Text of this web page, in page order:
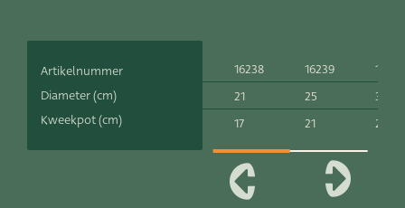
Productontwikkeling
Productlijnen
Artikelnummer
Diameter (cm)
Kweekpot (cm)
16238
21
17
16239
25
21
16240
30
24